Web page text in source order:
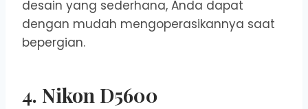
desain yang sederhana, Anda dapat
dengan mudah mengoperasikannya saat
bepergian.
4. Nikon D5600